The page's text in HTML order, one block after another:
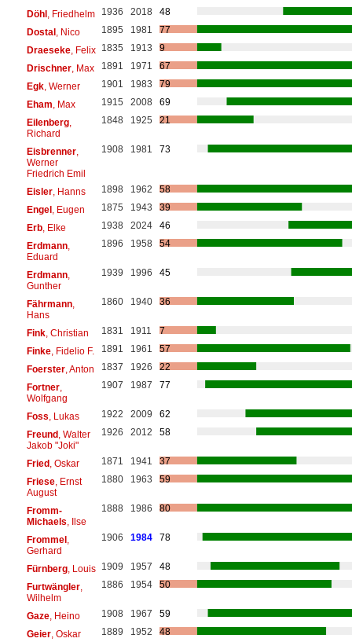
Döhl, Friedhelm 1936 2018
48
Dostal, Nico 1895 1981
77
Draeseke, Felix 1835 1913
9
Drischner, Max 1891 1971
67
Egk, Werner 1901 1983
79
Eham , Max 1915 2008
69
Eilenberg,
Richard
1848 1925 21
Eisbrenner,
Werner
Friedrich Emil
1908 1981 73
Eisler, Hanns 1898 1962
58
Engel, Eugen 1875 1943
39
Erb, Elke 1938 2024
46
Erdmann,
Eduard
1896 1958 54
Erdmann,
Gunther
1939 1996 45
Fährmann,
Hans
1860 1940 36
Fink, Christian 1831 1911
7
Finke, Fidelio F. 1891 1961
57
Foerster, Anton 1837 1926
22
Fortner,
Wolfgang
1907 1987 77
Foss , Lukas 1922 2009
62
Freund, Walter
Jakob "Joki"
1926 2012 58
Fried, Oskar 1871 1941
37
Friese, Ernst
August
1880 1963 59
Fromm-
Michaels , Ilse
1888 1986 80
Frommel,
Gerhard
1906 1984 78
Fürnberg, Louis 1909 1957
48
Furtwängler,
Wilhelm
1886 1954 50
Gaze, Heino 1908 1967
59
Geier, Oskar 1889 1952 48